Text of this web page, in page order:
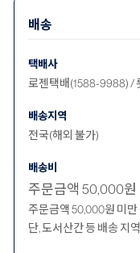
배송
택배사
로젠택배(1588-9988) /
배송지역
전국(해외 불가)
배송비
주문금액 50,000원
주문금액 50,000원 미
단, 도서산간 등 배송 지